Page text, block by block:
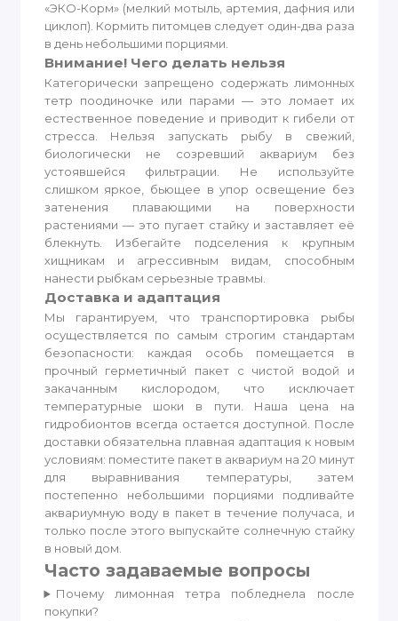
«ЭКО-Корм» (мелкий мотыль, артемия, дафния или
циклоп). Кормить питомцев следует один-два раза
в день небольшими порциями.
Внимание! Чего делать нельзя
Категорически запрещено содержать лимонных
тетр поодиночке или парами — это ломает их
естественное поведение и приводит к гибели от
стресса. Нельзя запускать рыбу в свежий,
биологически не созревший аквариум без
устоявшейся фильтрации. Не используйте
слишком яркое, бьющее в упор освещение без
затенения плавающими на поверхности
растениями — это пугает стайку и заставляет её
блекнуть. Избегайте подселения к крупным
хищникам и агрессивным видам, способным
нанести рыбкам серьезные травмы.
Доставка и адаптация
Мы гарантируем, что транспортировка рыбы
осуществляется по самым строгим стандартам
безопасности: каждая особь помещается в
прочный герметичный пакет с чистой водой и
закачанным кислородом, что исключает
температурные шоки в пути. Наша цена на
гидробионтов всегда остается доступной. После
доставки обязательна плавная адаптация к новым
условиям: поместите пакет в аквариум на 20 минут
для выравнивания температуры, затем
постепенно небольшими порциями подливайте
аквариумную воду в пакет в течение получаса, и
только после этого выпускайте солнечную стайку
в новый дом.
Часто задаваемые вопросы
Почему лимонная тетра побледнела после
покупки?